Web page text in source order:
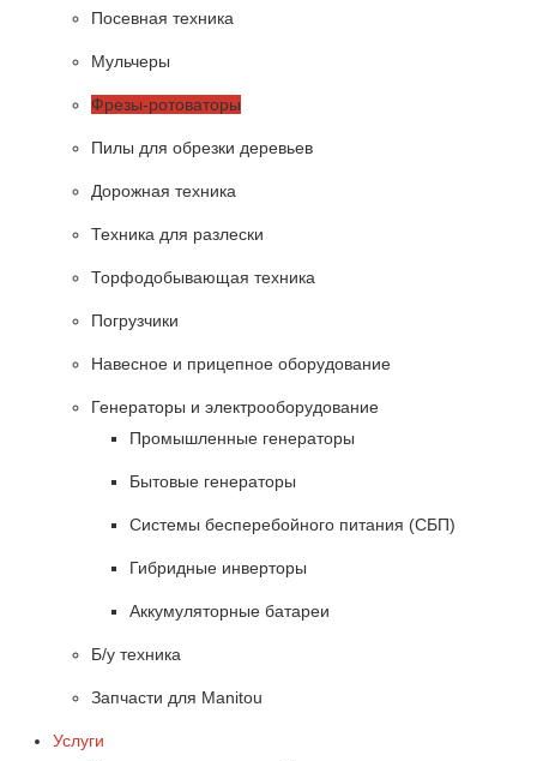
Посевная техника
Мульчеры
Фрезы-ротоваторы
Пилы для обрезки деревьев
Дорожная техника
Техника для разлески
Торфодобывающая техника
Погрузчики
Навесное и прицепное оборудование
Генераторы и электрооборудование
Промышленные генераторы
Бытовые генераторы
Системы бесперебойного питания (СБП)
Гибридные инверторы
Аккумуляторные батареи
Б/у техника
Запчасти для Manitou
Услуги